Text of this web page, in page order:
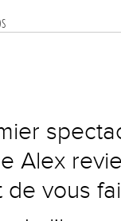
Alex
de vous